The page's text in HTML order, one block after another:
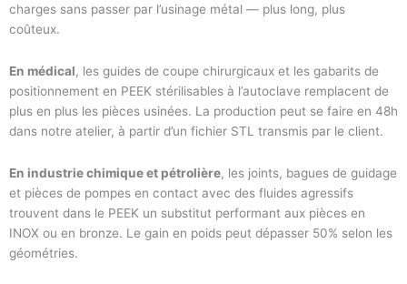
charges sans passer par l’usinage métal — plus long, plus
coûteux.
En médical, les guides de coupe chirurgicaux et les gabarits de
positionnement en PEEK stérilisables à l’autoclave remplacent de
plus en plus les pièces usinées. La production peut se faire en 48h
dans notre atelier, à partir d’un fichier STL transmis par le client.
En industrie chimique et pétrolière, les joints, bagues de guidage
et pièces de pompes en contact avec des fluides agressifs
trouvent dans le PEEK un substitut performant aux pièces en
INOX ou en bronze. Le gain en poids peut dépasser 50% selon les
géométries.